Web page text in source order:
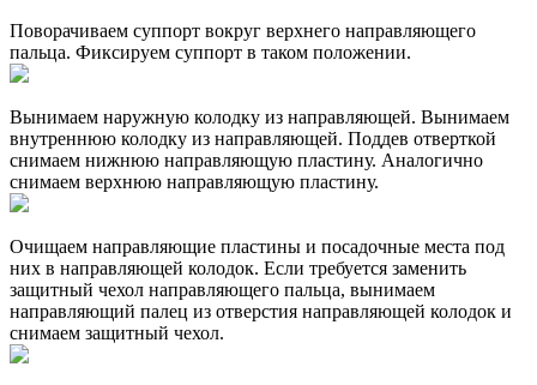
Поворачиваем суппорт вокруг верхнего направляющего
пальца. Фиксируем суппорт в таком положении.
Вынимаем наружную колодку из направляющей. Вынимаем
внутреннюю колодку из направляющей. Поддев отверткой
снимаем нижнюю направляющую пластину. Аналогично
снимаем верхнюю направляющую пластину.
Очищаем направляющие пластины и посадочные места под
них в направляющей колодок. Если требуется заменить
защитный чехол направляющего пальца, вынимаем
направляющий палец из отверстия направляющей колодок и
снимаем защитный чехол.